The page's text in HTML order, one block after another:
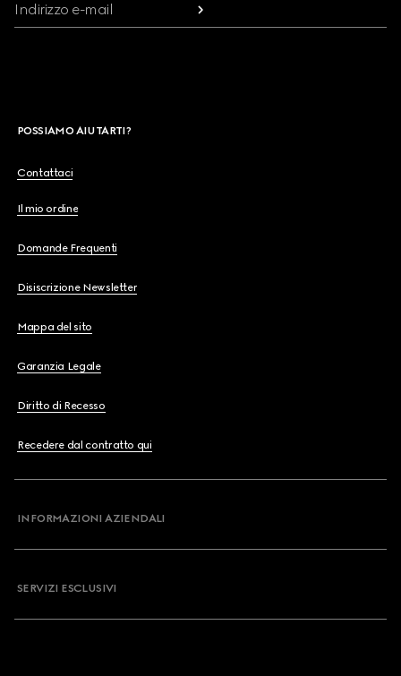
Indirizzo e-mail
POSSIAMO AIUTARTI?
Contattaci
Il mio ordine
Domande Frequenti
Disiscrizione Newsletter
Mappa del sito
Garanzia Legale
Diritto di Recesso
Recedere dal contratto qui
INFORMAZIONI AZIENDALI
SERVIZI ESCLUSIVI